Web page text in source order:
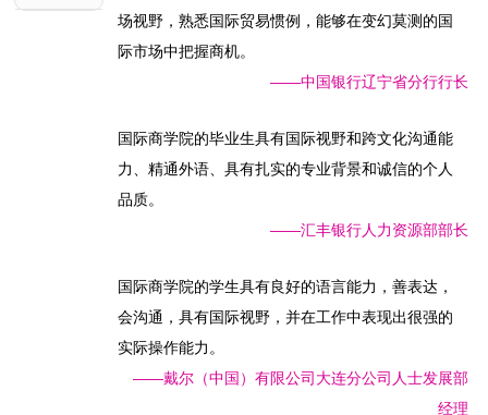
场视野，熟悉国际贸易惯例，能够在变幻莫测的国
际市场中把握商机。
——中国银行辽宁省分行行长
国际商学院的毕业生具有国际视野和跨文化沟通能
力、精通外语、具有扎实的专业背景和诚信的个人
品质。
——汇丰银行人力资源部部长
国际商学院的学生具有良好的语言能力，善表达，
会沟通，具有国际视野，并在工作中表现出很强的
实际操作能力。
——戴尔（中国）有限公司大连分公司人士发展部
经理